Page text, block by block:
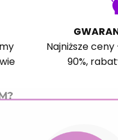
Najniższe
90%,